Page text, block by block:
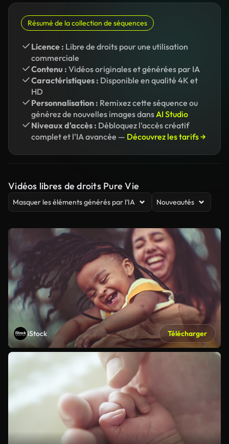
Résumé de la collection de séquences
Licence : Libre de droits pour une utilisation
commerciale
Contenu : Vidéos originales et générées par IA
Caractéristiques : Disponible en qualité 4K et
HD
Personnalisation : Remixez cette séquence ou
générez de nouvelles images dansAI Studio
Niveaux d'accès : Débloquez l'accès créatif
complet et l'IA avancée — Découvrez les tarifs →
Vidéos libres de droits Pure Vie
Masquer les éléments générés par l’IA Nouveautés
iStock Télécharger